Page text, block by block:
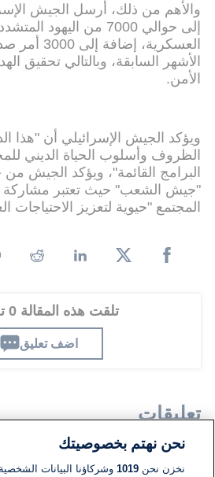
والأهم من ذلك، أرسل الجيش
إلى حوالي 7000 من
العسكرية،
الأشهر السابقة، وبالتالي تحقيق
الأمن.
ويؤكد الجيش الإسرائيلي أن "هذا
الظروف وأسلوب الحياة الديني
البرامج القائمة"، ويؤكد الجيش من
"جيش الشعب" حيث تعتبر
المجتمع "حيوية لتعزيز الاحتياجات
تلقت هذه المقالة 0 تعليق
اضف تعليق
تعليقات
لا توجد تعليقات مكتوبة حتى الآن.
نحن نهتم بخصوصيتك
نخزن نحن1019 وشركاؤنا البيانات